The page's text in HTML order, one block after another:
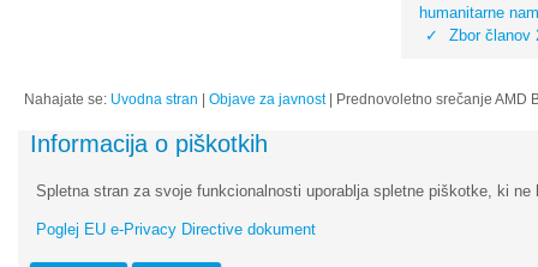
humanitarne
Zbor članov
Nahajate se: Uvodna stran Objave za javnost| Prednovoletno srečanje AMD
Informacija o piškotkih
Spletna stran za svoje funkcionalnosti uporablja spletne piškotke, ki
Poglej EU e-Privacy Directive dokument